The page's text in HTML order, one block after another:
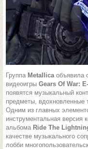
Группа Metallica объявила
видеоигры Gears Of War:
появятся музыкальный
предметы, вдохновленные
Одним из главных
инструментальная версия
альбома Ride The
качестве музыкального
лобби